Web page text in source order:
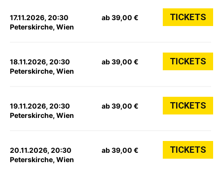
17.11.2026, 20:30
Peterskirche, Wien
ab 39,00 € TICKETS
18.11.2026, 20:30
Peterskirche, Wien
ab 39,00 € TICKETS
19.11.2026, 20:30
Peterskirche, Wien
ab 39,00 € TICKETS
20.11.2026, 20:30
Peterskirche, Wien
ab 39,00 € TICKETS